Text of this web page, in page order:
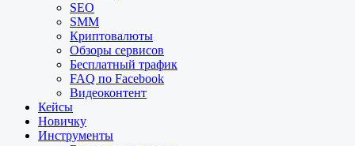
SEO
SMM
Криптовалюты
Обзоры сервисов
Бесплатный трафик
FAQ по Facebook
Видеоконтент
Кейсы
Новичку
Инструменты